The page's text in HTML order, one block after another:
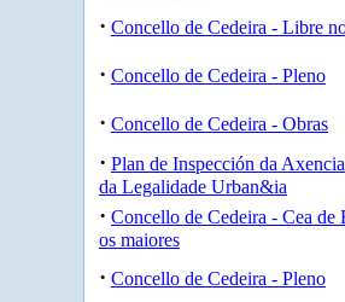
· Concello de Cedeira - Libre
· Concello de Cedeira - Pleno
· Concello de Cedeira - Obras
· Plan de Inspección da
da Legalidade Urban&ia
· Concello de Cedeira - Cea de
os maiores
· Concello de Cedeira - Pleno